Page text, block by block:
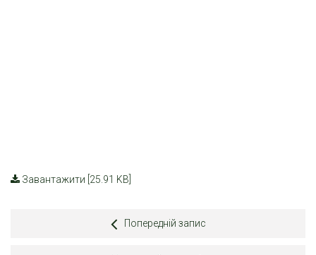
Завантажити [25.91 KB]
Попередній запис